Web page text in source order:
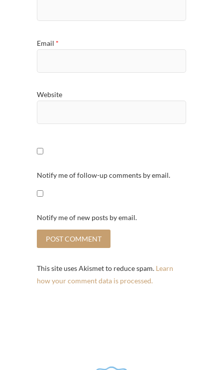
Email *
Website
Notify me of follow-up comments by email.
Notify me of new posts by email.
This site uses Akismet to reduce spam. Learn
how your comment data is processed.